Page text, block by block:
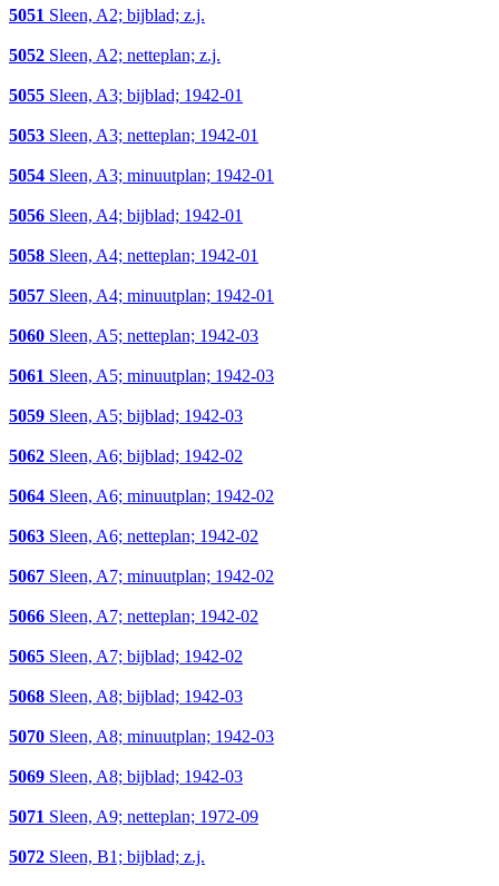
5051 Sleen, A2; bijblad; z.j.
5052 Sleen, A2; netteplan; z.j.
5055 Sleen, A3; bijblad; 1942-01
5053 Sleen, A3; netteplan; 1942-01
5054 Sleen, A3; minuutplan; 1942-01
5056 Sleen, A4; bijblad; 1942-01
5058 Sleen, A4; netteplan; 1942-01
5057 Sleen, A4; minuutplan; 1942-01
5060 Sleen, A5; netteplan; 1942-03
5061 Sleen, A5; minuutplan; 1942-03
5059 Sleen, A5; bijblad; 1942-03
5062 Sleen, A6; bijblad; 1942-02
5064 Sleen, A6; minuutplan; 1942-02
5063 Sleen, A6; netteplan; 1942-02
5067 Sleen, A7; minuutplan; 1942-02
5066 Sleen, A7; netteplan; 1942-02
5065 Sleen, A7; bijblad; 1942-02
5068 Sleen, A8; bijblad; 1942-03
5070 Sleen, A8; minuutplan; 1942-03
5069 Sleen, A8; bijblad; 1942-03
5071 Sleen, A9; netteplan; 1972-09
5072 Sleen, B1; bijblad; z.j.